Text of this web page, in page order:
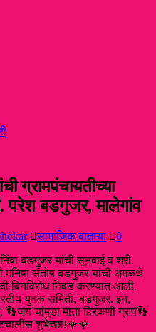
ग्रामपंचायतीच्या
परेश बडगुजर, मालेगांव
सामाजिक बातम्या
0
बडगुजर यांची सूनबाई व श्री.
संतोष बडगुजर यांची अमळथे
बिनविरोध निवड करण्यात आली.
युवक समिती, बडगुजर. इन,
चांमुडा माता हिरकणी ग्रुप👣
शुभेच्छा!🌹🌹